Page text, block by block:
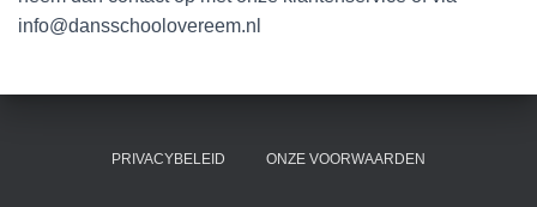
info@dansschoolovereem.nl
PRIVACYBELEID ONZE VOORWAARDEN